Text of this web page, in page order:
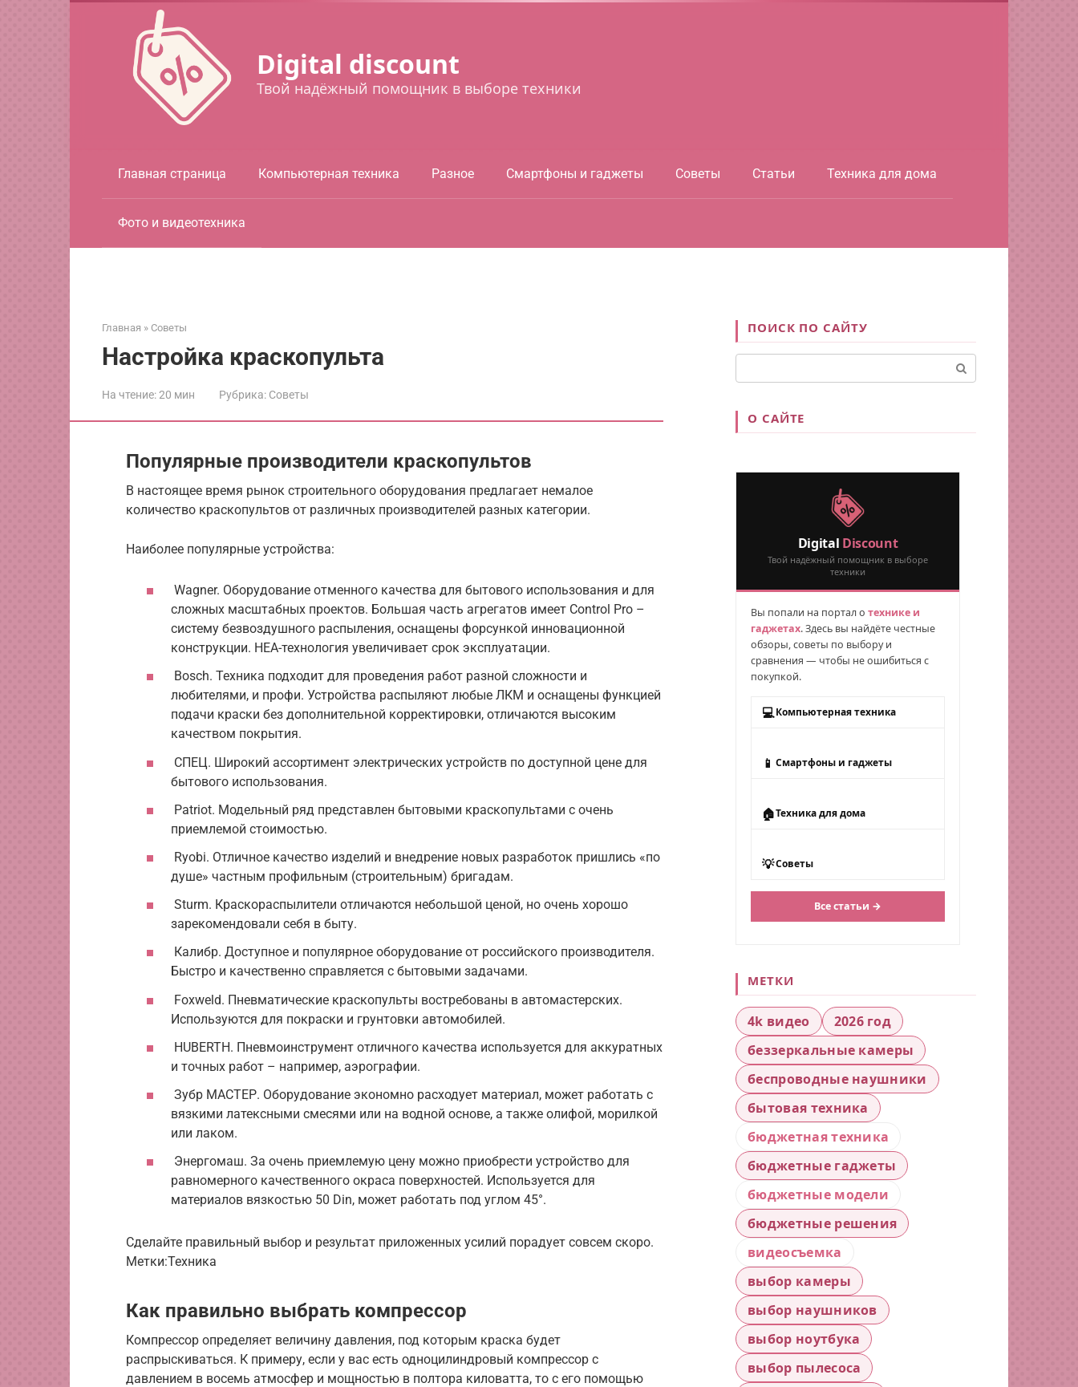
Digital discount
Твой надёжный помощник в выборе техники
Главная страница Компьютерная техника Разное Смартфоны и гаджеты Советы Статьи Техника для дома
Фото и видеотехника
Главная » Советы
Настройка краскопульта
На чтение:20 мин Рубрика: Советы
Популярные производители краскопультов
В настоящее время рынок строительного оборудования предлагает немалое
количество краскопультов от различных производителей разных категории.
Наиболее популярные устройства:
Wagner. Оборудование отменного качества для бытового использования и для
сложных масштабных проектов. Большая часть агрегатов имеет Control Pro –
систему безвоздушного распыления, оснащены форсункой инновационной
конструкции. НЕА-технология увеличивает срок эксплуатации.
Bosch. Техника подходит для проведения работ разной сложности и
любителями, и профи. Устройства распыляют любые ЛКМ и оснащены функцией
подачи краски без дополнительной корректировки, отличаются высоким
качеством покрытия.
СПЕЦ. Широкий ассортимент электрических устройств по доступной цене для
бытового использования.
Patriot. Модельный ряд представлен бытовыми краскопультами с очень
приемлемой стоимостью.
Ryobi. Отличное качество изделий и внедрение новых разработок пришлись «по
душе» частным профильным (строительным) бригадам.
Sturm. Краскораспылители отличаются небольшой ценой, но очень хорошо
зарекомендовали себя в быту.
Калибр. Доступное и популярное оборудование от российского производителя.
Быстро и качественно справляется с бытовыми задачами.
Foxweld. Пневматические краскопульты востребованы в автомастерских.
Используются для покраски и грунтовки автомобилей.
HUBERTH. Пневмоинструмент отличного качества используется для аккуратных
и точных работ – например, аэрографии.
Зубр МАСТЕР. Оборудование экономно расходует материал, может работать с
вязкими латексными смесями или на водной основе, а также олифой, морилкой
или лаком.
Энергомаш. За очень приемлемую цену можно приобрести устройство для
равномерного качественного окраса поверхностей. Используется для
материалов вязкостью 50 Din, может работать под углом 45°.
Сделайте правильный выбор и результат приложенных усилий порадует совсем скоро.
Метки:Техника
Как правильно выбрать компрессор
Компрессор определяет величину давления, под которым краска будет
распрыскиваться. К примеру, если у вас есть одноцилиндровый компрессор с
давлением в восемь атмосфер и мощностью в полтора киловатта, то с его помощью
ПОИСК ПО САЙТУ
О САЙТЕ
Digital Discount
Твой надёжный помощник в выборе
техники
Вы попали на портал о технике и
гаджетах. Здесь вы найдёте честные
обзоры, советы по выбору и
сравнения — чтобы не ошибиться с
покупкой.
💻 Компьютерная техника
📱 Смартфоны и гаджеты
🏠Техника для дома
💡Советы
Все статьи →
МЕТКИ
4k видео
2026 год
беззеркальные камеры
беспроводные наушники
бытовая техника
бюджетная техника
бюджетные гаджеты
бюджетные модели
бюджетные решения
видеосъемка
выбор камеры
выбор наушников
выбор ноутбука
выбор пылесоса